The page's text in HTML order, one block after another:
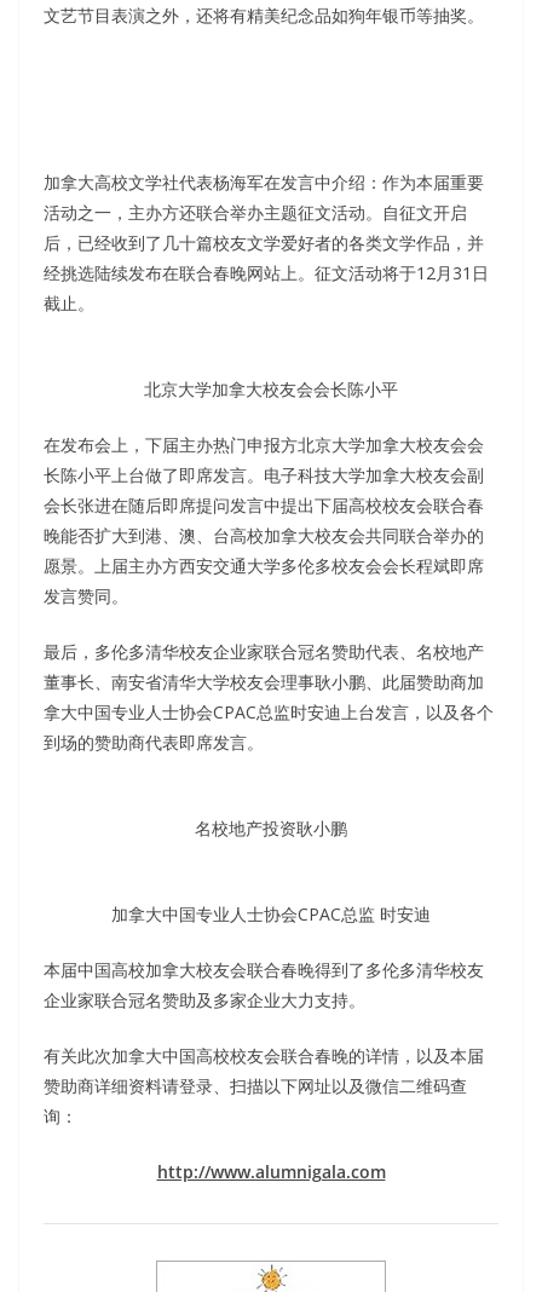
文艺节目表演之外，还将有精美纪念品如狗年银币等抽奖。
加拿大高校文学社代表杨海军在发言中介绍：作为本届重要
活动之一，主办方还联合举办主题征文活动。自征文开启
后，已经收到了几十篇校友文学爱好者的各类文学作品，并
经挑选陆续发布在联合春晚网站上。征文活动将于12月31日
截止。
北京大学加拿大校友会会长陈小平
在发布会上，下届主办热门申报方北京大学加拿大校友会会
长陈小平上台做了即席发言。电子科技大学加拿大校友会副
会长张进在随后即席提问发言中提出下届高校校友会联合春
晚能否扩大到港、澳、台高校加拿大校友会共同联合举办的
愿景。上届主办方西安交通大学多伦多校友会会长程斌即席
发言赞同。
最后，多伦多清华校友企业家联合冠名赞助代表、名校地产
董事长、南安省清华大学校友会理事耿小鹏、此届赞助商加
拿大中国专业人士协会CPAC总监时安迪上台发言，以及各个
到场的赞助商代表即席发言。
名校地产投资耿小鹏
加拿大中国专业人士协会CPAC总监 时安迪
本届中国高校加拿大校友会联合春晚得到了多伦多清华校友
企业家联合冠名赞助及多家企业大力支持。
有关此次加拿大中国高校校友会联合春晚的详情，以及本届
赞助商详细资料请登录、扫描以下网址以及微信二维码查
询：
http://www.alumnigala.com